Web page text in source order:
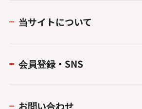
当サイトについて
会員登録・SNS
お問い合わせ